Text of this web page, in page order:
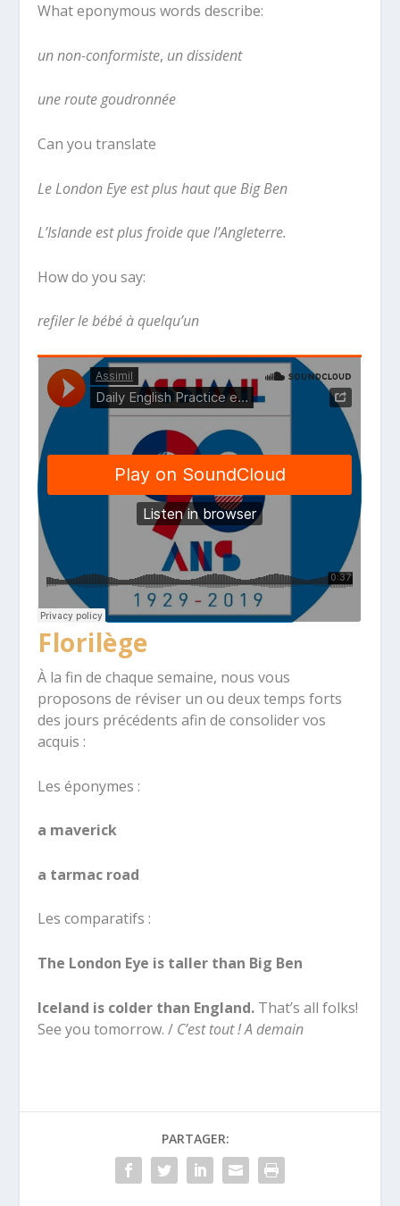
What eponymous words describe:
un non-conformiste, un dissident
une route goudronnée
Can you translate
Le London Eye est plus haut que Big Ben
L’Islande est plus froide que l’Angleterre.
How do you say:
refiler le bébé à quelqu’un
Florilège
À la fin de chaque semaine, nous vous
proposons de réviser un ou deux temps forts
des jours précédents afin de consolider vos
acquis :
Les éponymes :
a maverick
a tarmac road
Les comparatifs :
The London Eye is taller than Big Ben
Iceland is colder than England. That’s all folks!
See you tomorrow. / C’est tout ! A demain
PARTAGER: